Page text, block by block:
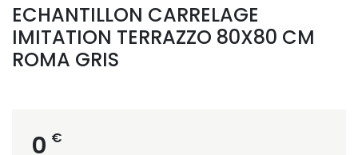
ECHANTILLON CARRELAGE
IMITATION TERRAZZO 80X80 CM
ROMA GRIS
0 €